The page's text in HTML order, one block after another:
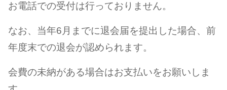
お電話での受付は行っておりません。
なお、当年6月までに退会届を提出した場合、前
年度末での退会が認められます。
会費の未納がある場合はお支払いをお願いしま